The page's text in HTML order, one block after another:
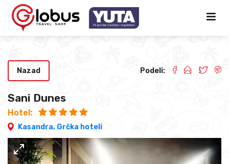
Sani Dunes
Hotel:
Kasandra, Grčka hoteli
Nazad Podeli: